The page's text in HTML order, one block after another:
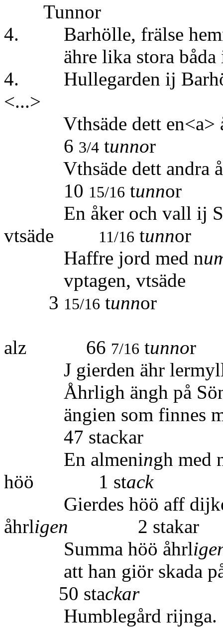
Tunnor
4. Barhölle, frälse
ähre lika stora båda ij
4. Hullegarden ij
<...>
Vthsäde dett en<a>
6 3/4 tunnor
Vthsäde dett andra
10 15/16 tunnor
En åker och vall ij
vtsäde
11/16 tunnor
Haffre jord med n
3 15/16 tunnor
alz 66 7/16 tunnor
J gierden ähr lermylla
Åhrligh ängh på
ängien som finnes
47 stackar
En almeningh med
höö 1 stack
Gierdes höö aff
åhrligen 2 stakar
Summa höö åhrl
att han giör
50 stackar
Humblegård rijnga.